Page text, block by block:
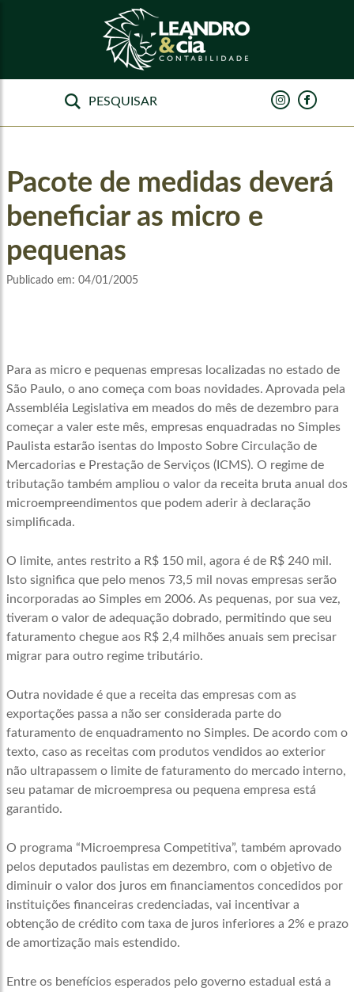
Pacote de medidas deverá
beneficiar as micro e
pequenas
Publicado em: 04/01/2005
Para as micro e pequenas empresas localizadas no estado de
São Paulo, o ano começa com boas novidades. Aprovada pela
Assembléia Legislativa em meados do mês de dezembro para
começar a valer este mês, empresas enquadradas no Simples
Paulista estarão isentas do Imposto Sobre Circulação de
Mercadorias e Prestação de Serviços (ICMS). O regime de
tributação também ampliou o valor da receita bruta anual dos
microempreendimentos que podem aderir à declaração
simplificada.
O limite, antes restrito a R$ 150 mil, agora é de R$ 240 mil.
Isto significa que pelo menos 73,5 mil novas empresas serão
incorporadas ao Simples em 2006. As pequenas, por sua vez,
tiveram o valor de adequação dobrado, permitindo que seu
faturamento chegue aos R$ 2,4 milhões anuais sem precisar
migrar para outro regime tributário.
Outra novidade é que a receita das empresas com as
exportações passa a não ser considerada parte do
faturamento de enquadramento no Simples. De acordo com o
texto, caso as receitas com produtos vendidos ao exterior
não ultrapassem o limite de faturamento do mercado interno,
seu patamar de microempresa ou pequena empresa está
garantido.
O programa “Microempresa Competitiva”, também aprovado
pelos deputados paulistas em dezembro, com o objetivo de
diminuir o valor dos juros em financiamentos concedidos por
instituições financeiras credenciadas, vai incentivar a
obtenção de crédito com taxa de juros inferiores a 2% e prazo
de amortização mais estendido.
Entre os benefícios esperados pelo governo estadual está a